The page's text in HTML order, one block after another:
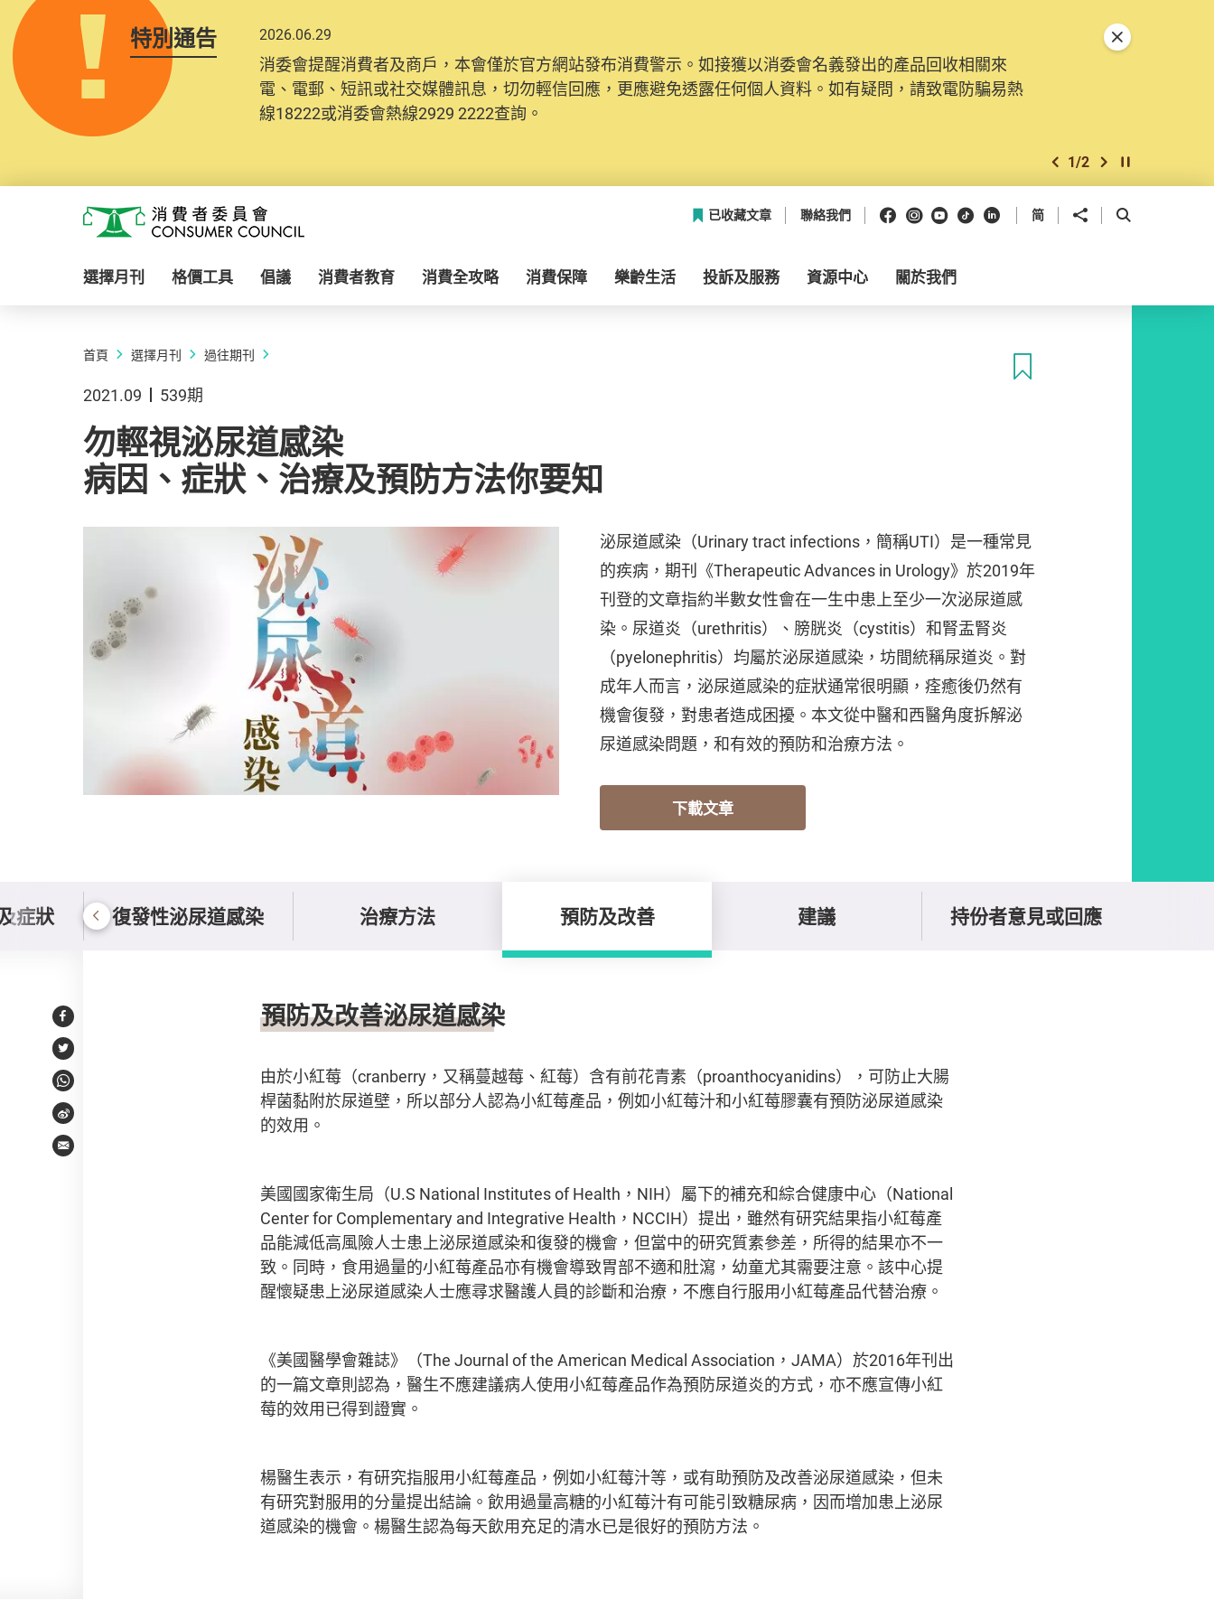
特別通告 2026.06.29
消委會提醒消費者及商戶，本會僅於官方網站發布消費警示。如接獲以消委會名義發出的產品回收相關來
電、電郵、短訊或社交媒體訊息，切勿輕信回應，更應避免透露任何個人資料。如有疑問，請致電防騙易熱
線18222或消委會熱線2929 2222查詢。
上一個
1/2 下一個開始/暫停幻燈
關閉特別通告
消費者委員會
已收藏文章 聯絡我們 Facebook
Instagram
Youtube
抖音領英 简 分享到 開啟搜尋框
選擇月刊 格價工具 倡議 消費者教育 消費全攻略 消費保障 樂齡生活 投訴及服務 資源中心 關於我們
首頁 選擇月刊 過往期刊
2021.09 539期
勿輕視泌尿道感染
病因、症狀、治療及預防方法你要知
泌尿道感染（Urinary tract infections，簡稱UTI）是一種常見
的疾病，期刊《Therapeutic Advances in Urology》於2019年
刊登的文章指約半數女性會在一生中患上至少一次泌尿道感
染。尿道炎（urethritis）、膀胱炎（cystitis）和腎盂腎炎
（pyelonephritis）均屬於泌尿道感染，坊間統稱尿道炎。對
成年人而言，泌尿道感染的症狀通常很明顯，痊癒後仍然有
機會復發，對患者造成困擾。本文從中醫和西醫角度拆解泌
尿道感染問題，和有效的預防和治療方法。
下載文章
症狀 復發性泌尿道感染 治療方法 預防及改善 建議 持份者意見或回應
Facebook
Twitter
WhatsApp
Weibo
Email
預防及改善泌尿道感染
由於小紅莓（cranberry，又稱蔓越莓、紅莓）含有前花青素（proanthocyanidins），可防止大腸
桿菌黏附於尿道壁，所以部分人認為小紅莓產品，例如小紅莓汁和小紅莓膠囊有預防泌尿道感染
的效用。
美國國家衛生局（U.S National Institutes of Health，NIH）屬下的補充和綜合健康中心（National
Center for Complementary and Integrative Health，NCCIH）提出，雖然有研究結果指小紅莓產
品能減低高風險人士患上泌尿道感染和復發的機會，但當中的研究質素參差，所得的結果亦不一
致。同時，食用過量的小紅莓產品亦有機會導致胃部不適和肚瀉，幼童尤其需要注意。該中心提
醒懷疑患上泌尿道感染人士應尋求醫護人員的診斷和治療，不應自行服用小紅莓產品代替治療。
《美國醫學會雜誌》（The Journal of the American Medical Association，JAMA）於2016年刊出
的一篇文章則認為，醫生不應建議病人使用小紅莓產品作為預防尿道炎的方式，亦不應宣傳小紅
莓的效用已得到證實。
楊醫生表示，有研究指服用小紅莓產品，例如小紅莓汁等，或有助預防及改善泌尿道感染，但未
有研究對服用的分量提出結論。飲用過量高糖的小紅莓汁有可能引致糖尿病，因而增加患上泌尿
道感染的機會。楊醫生認為每天飲用充足的清水已是很好的預防方法。